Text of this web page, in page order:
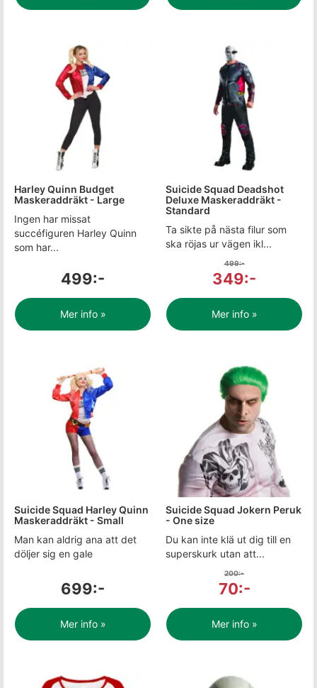
Harley Quinn Budget
Maskeraddräkt - Large
Ingen har missat
succéfiguren Harley Quinn
som har...
499:-
Mer info »
Suicide Squad Deadshot
Deluxe Maskeraddräkt -
Standard
Ta sikte på nästa filur som
ska röjas ur vägen ikl...
499:-
349:-
Mer info »
Suicide Squad Harley Quinn
Maskeraddräkt - Small
Man kan aldrig ana att det
döljer sig en gale
699:-
Mer info »
Suicide Squad Jokern Peruk
- One size
Du kan inte klä ut dig till en
superskurk utan att...
200:-
70:-
Mer info »